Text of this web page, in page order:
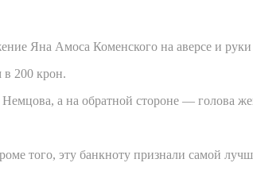
Яна Амоса Коменского на аверсе и
а на обратной стороне — голова
того, эту банкноту признали самой